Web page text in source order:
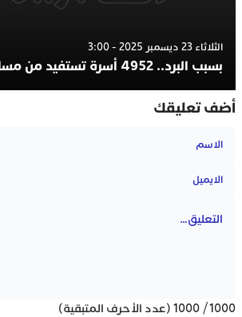
الثلاثاء 23 ديسمبر 2025 - 3:00
بسبب البرد.. 4952 أسرة تستفيد من مساعدات
أضف تعليقك
1000
/
1000 (عدد الأحرف المتبقية)